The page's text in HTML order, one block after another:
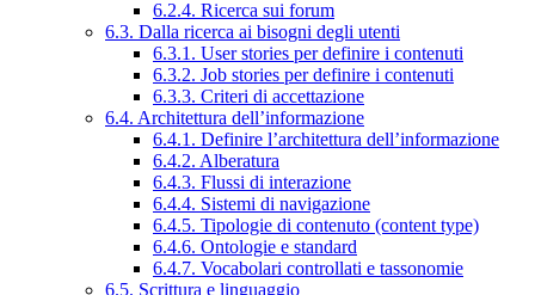
6.2.4. Ricerca sui forum
6.3. Dalla ricerca ai bisogni degli utenti
6.3.1. User stories per definire i contenuti
6.3.2. Job stories per definire i contenuti
6.3.3. Criteri di accettazione
6.4. Architettura dell’informazione
6.4.1. Definire l’architettura dell’informazione
6.4.2. Alberatura
6.4.3. Flussi di interazione
6.4.4. Sistemi di navigazione
6.4.5. Tipologie di contenuto (content type)
6.4.6. Ontologie e standard
6.4.7. Vocabolari controllati e tassonomie
6.5. Scrittura e linguaggio